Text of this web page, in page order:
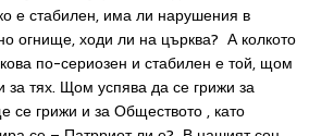
е стабилен, има ли нарушения в
огнище, ходи ли на църква? А колкото
по-сериозен и стабилен е той, щом
за тях. Щом успява да се грижи за
се грижи и за Обществото , като